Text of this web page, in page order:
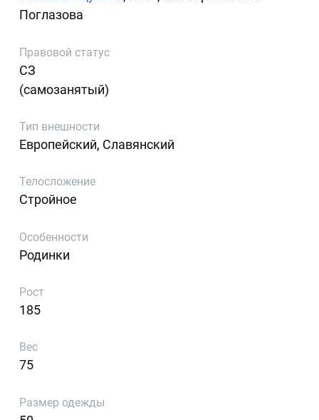
Поглазова
Правовой статус
СЗ
(самозанятый)
Тип внешности
Европейский, Славянский
Телосложение
Стройное
Особенности
Родинки
Рост
185
Вес
75
Размер одежды